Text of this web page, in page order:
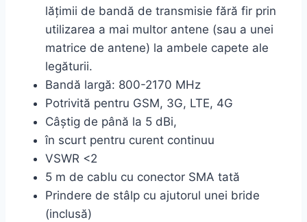
lăţimii de bandă de transmisie fără fir prin
utilizarea a mai multor antene (sau a unei
matrice de antene) la ambele capete ale
legăturii.
Bandă largă: 800-2170 MHz
Potrivită pentru GSM, 3G, LTE, 4G
Câştig de până la 5 dBi,
în scurt pentru curent continuu
VSWR <2
5 m de cablu cu conector SMA tată
Prindere de stâlp cu ajutorul unei bride
(inclusă)